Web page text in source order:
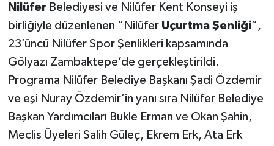
NilüferBelediyesi ve Nilüfer Kent Konseyi iş
birliğiyle düzenlenen “Nilüfer Uçurtma Şenliği”,
23’üncü Nilüfer Spor Şenlikleri kapsamında
Gölyazı Zambaktepe’de gerçekleştirildi.
Programa Nilüfer Belediye Başkanı Şadi Özdemir
ve eşi Nuray Özdemir’in yanı sıra Nilüfer Belediye
Başkan Yardımcıları Bukle Erman ve Okan Şahin,
Meclis Üyeleri Salih Güleç, Ekrem Erk, Ata Erk